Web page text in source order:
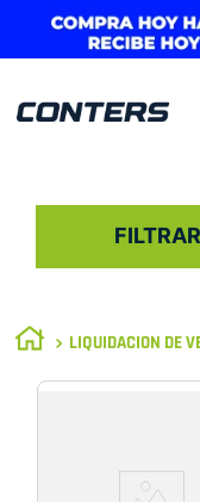
FILTRAR
LIQUIDACION DE